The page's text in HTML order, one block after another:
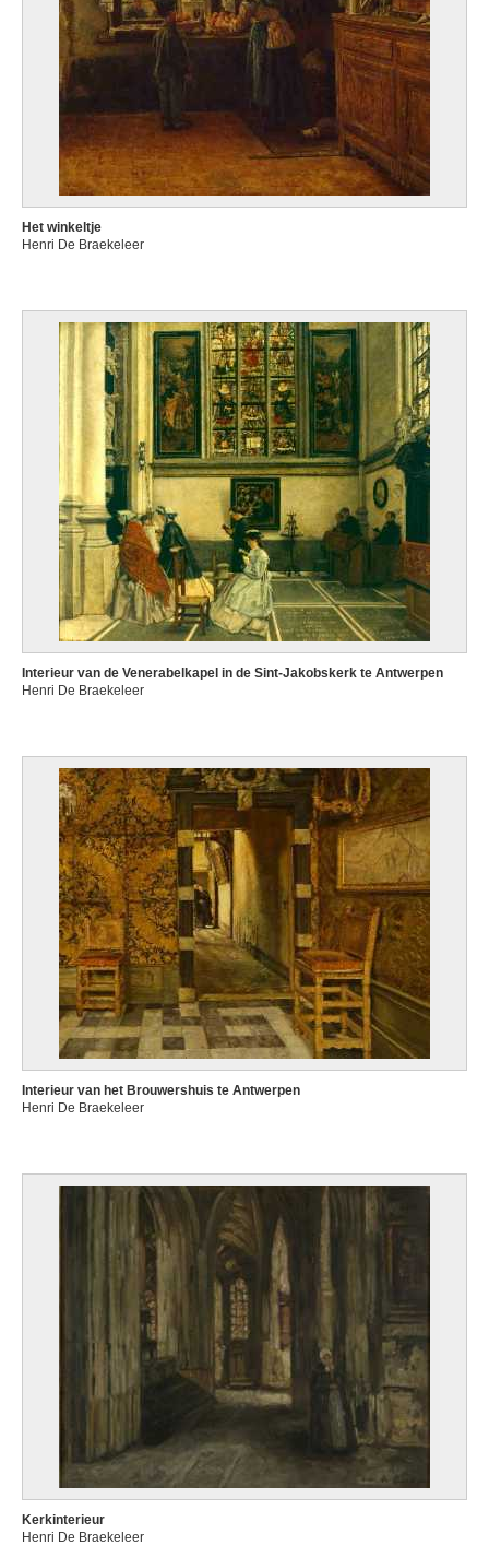
Het winkeltje
Henri De Braekeleer
Interieur van de Venerabelkapel in de Sint-Jakobskerk te Antwerpen
Henri De Braekeleer
Interieur van het Brouwershuis te Antwerpen
Henri De Braekeleer
Kerkinterieur
Henri De Braekeleer